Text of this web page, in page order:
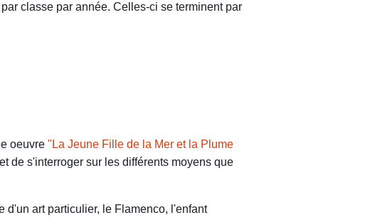
classe par année. Celles-ci se terminent par
oeuvre "La Jeune Fille de la Mer et la Plume
de s'interroger sur les différents moyens que
d'un art particulier, le Flamenco, l'enfant